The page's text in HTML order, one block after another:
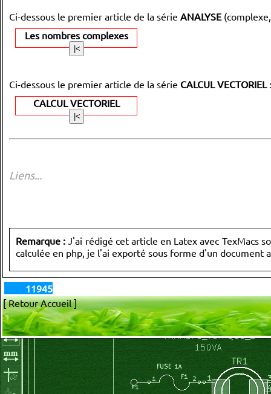
Ci-dessous le premier article de la série ANALYSE
Les nombres complexes
Ci-dessous le premier article de la série CALCUL VECTORIEL:
CALCUL VECTORIEL
Liens...
Remarque : J'ai rédigé cet article en Latex avec TexMacs
calculée en php, je l'ai exporté sous forme d'un document
11945
[ Retour Accueil ]